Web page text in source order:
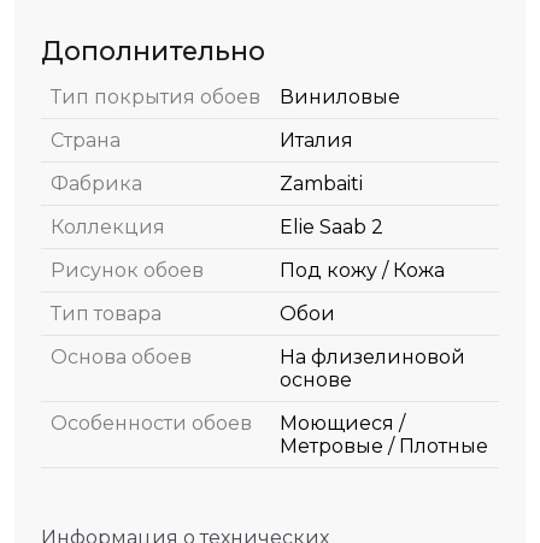
Дополнительно
Тип покрытия обоев
Виниловые
Страна
Италия
Фабрика
Zambaiti
Коллекция
Elie Saab 2
Рисунок обоев
Под кожу / Кожа
Тип товара
Обои
Основа обоев
На флизелиновой
основе
Особенности обоев
Моющиеся /
Метровые / Плотные
Информация о технических